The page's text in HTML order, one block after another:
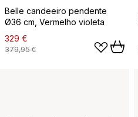
Belle candeeiro pendente
Ø36 cm, Vermelho violeta
329 €
379,95 €